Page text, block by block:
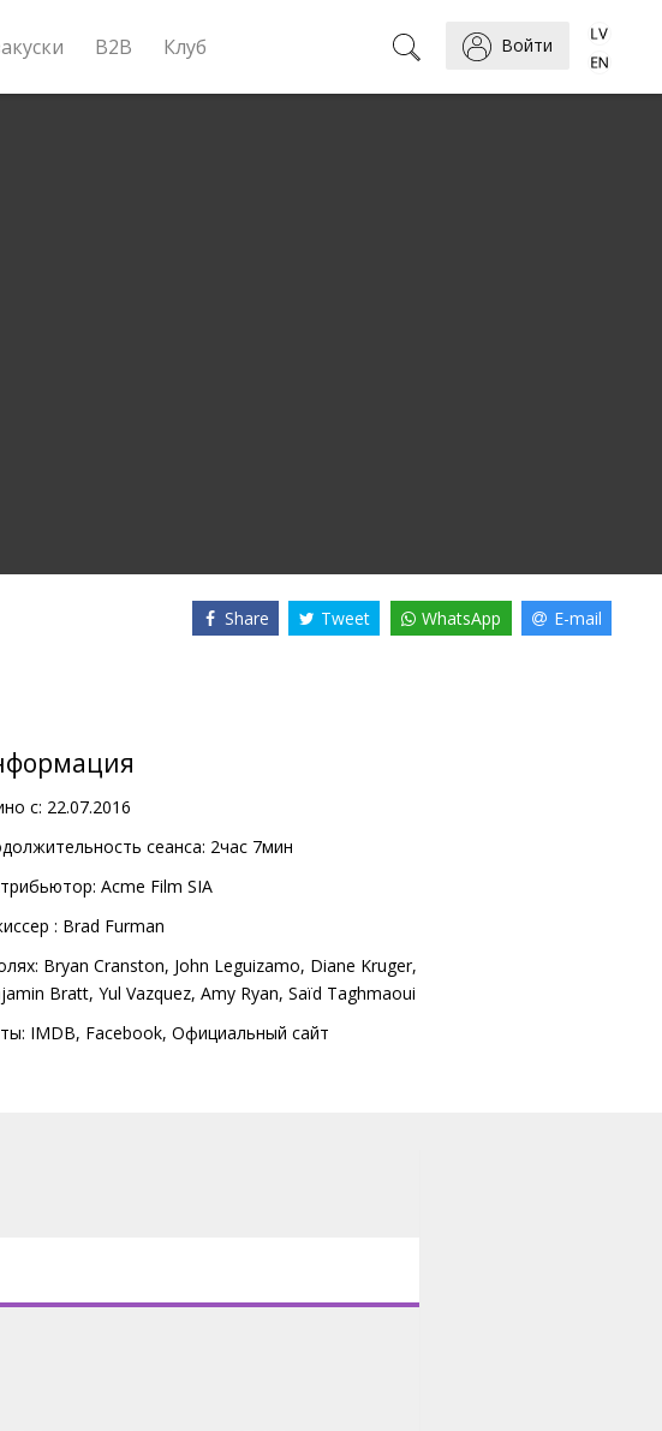
B2B Клуб Войти
Share Tweet WhatsApp E-mail
с: 22.07.2016
сеанса: 2час 7мин
Acme Film SIA
: Brad Furman
Bryan Cranston, John Leguizamo, Diane Kruger,
Bratt, Yul Vazquez, Amy Ryan, Saïd Taghmaoui
IMDB, Facebook, Официальный сайт